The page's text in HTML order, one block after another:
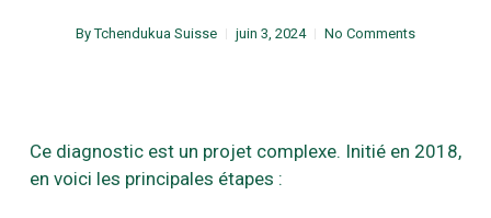
By Tchendukua Suisse juin 3, 2024 No Comments
Ce diagnostic est un projet complexe. Initié en 2018,
en voici les principales étapes :